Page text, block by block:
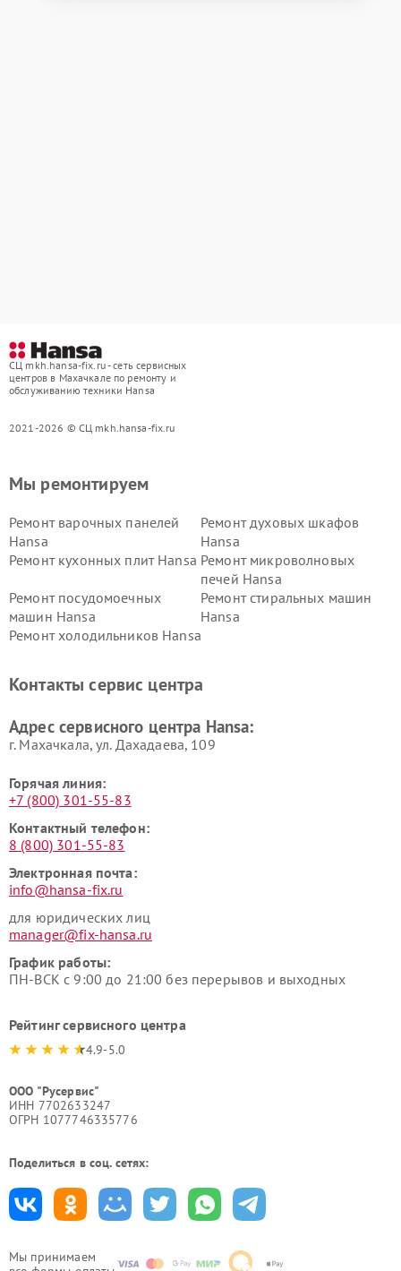
СЦ mkh.hansa-fix.ru - сеть сервисных
центров в Махачкале по ремонту и
обслуживанию техники Hansa
2021-2026 © СЦ mkh.hansa-fix.ru
Мы принимаем
Мы ремонтируем
Ремонт варочных панелей
Hansa
Ремонт духовых шкафов
Hansa
Ремонт кухонных плит Hansa Ремонт микроволновых
печей Hansa
Ремонт посудомоечных
машин Hansa
Ремонт стиральных машин
Hansa
Ремонт холодильников Hansa
Контакты сервис центра
Адрес сервисного центра Hansa:
г. Махачкала, ул. Дахадаева, 109
Горячая линия:
+7 (800) 301-55-83
Контактный телефон:
8 (800) 301-55-83
Электронная почта:
info@hansa-fix.ru
для юридических лиц
manager@fix-hansa.ru
График работы:
ПН-ВСК с 9:00 до 21:00 без перерывов и выходных
Рейтинг сервисного центра
4.9-5.0
ООО "Русервис"
ИНН 7702633247
ОГРН 1077746335776
Поделиться в соц. сетях: